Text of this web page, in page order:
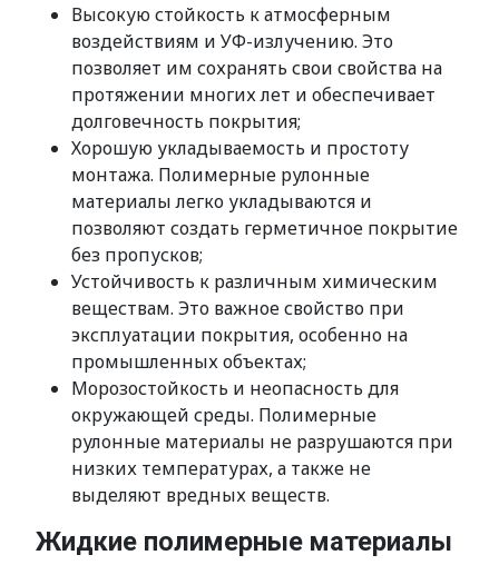
Высокую стойкость к атмосферным
воздействиям и УФ-излучению. Это
позволяет им сохранять свои свойства на
протяжении многих лет и обеспечивает
долговечность покрытия;
Хорошую укладываемость и простоту
монтажа. Полимерные рулонные
материалы легко укладываются и
позволяют создать герметичное покрытие
без пропусков;
Устойчивость к различным химическим
веществам. Это важное свойство при
эксплуатации покрытия, особенно на
промышленных объектах;
Морозостойкость и неопасность для
окружающей среды. Полимерные
рулонные материалы не разрушаются при
низких температурах, а также не
выделяют вредных веществ.
Жидкие полимерные материалы